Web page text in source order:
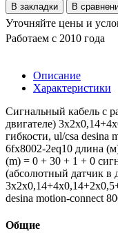
В закладки
В
Уточняйте цены и
Работаем с 2010 года
Описание
Характеристики
Сигнальный кабель с
двигателе)
гибкости, ul/csa desina
6fx8002-2eq10 длина
(m) = 0 + 30 + 1 + 0
(абсолютный датчик в
desina motion-connect
Общие